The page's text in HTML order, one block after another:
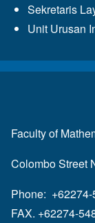
Sekretaris
Unit Urusan
Faculty of
Colombo Street
Phone: +62274-
FAX. +62274-